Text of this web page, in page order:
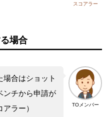
スコアラー
場合
TOメンバー
場合はショット
ンチから申請が
ラー）